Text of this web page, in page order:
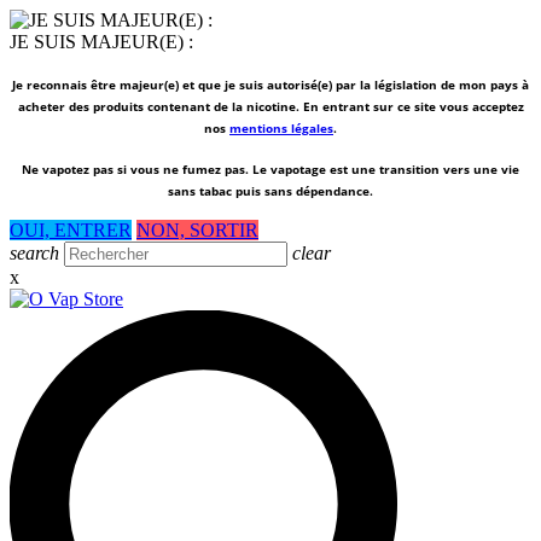
JE SUIS MAJEUR(E) :
Je reconnais être majeur(e) et que je suis autorisé(e) par la législation de mon pays à
acheter des produits contenant de la nicotine. En entrant sur ce site vous acceptez
nos mentions légales.
Ne vapotez pas si vous ne fumez pas. Le vapotage est une transition vers une vie
sans tabac puis sans dépendance.
OUI, ENTRER NON, SORTIR
search
clear
x